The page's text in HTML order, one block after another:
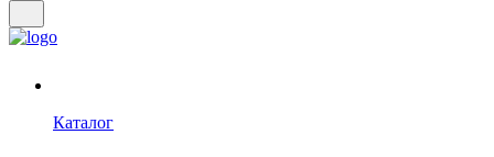
Каталог